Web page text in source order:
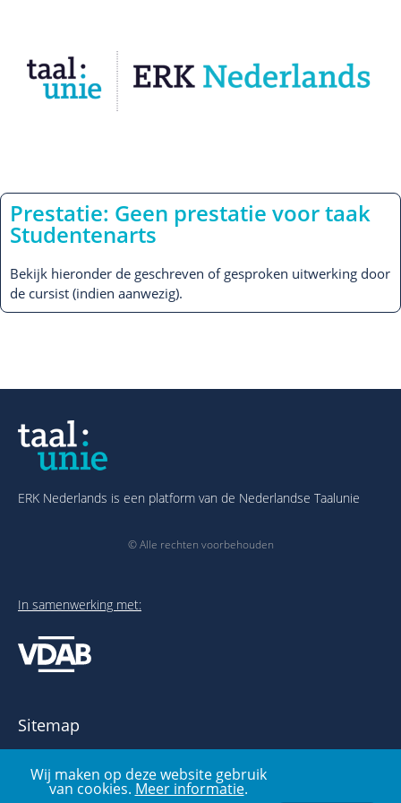
Prestatie: Geen prestatie voor taak
Studentenarts
Bekijk hieronder de geschreven of gesproken uitwerking door
de cursist (indien aanwezig).
ERK Nederlands is een platform van de Nederlandse Taalunie
© Alle rechten voorbehouden
In samenwerking met:
Sitemap
Publicaties en links
Voorbeelden- en oefenbank
Wij maken op deze website gebruik
van cookies. Meer informatie.